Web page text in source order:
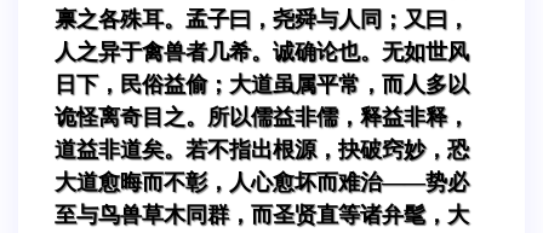
禀之各殊耳。孟子曰，尧舜与人同；又曰，
人之异于禽兽者几希。诚确论也。无如世风
日下，民俗益偷；大道虽属平常，而人多以
诡怪离奇目之。所以儒益非儒，释益非释，
道益非道矣。若不指出根源，抉破窍妙，恐
大道愈晦而不彰，人心愈坏而难治——势必
至与鸟兽草木同群，而圣贤直等诸弁髦，大